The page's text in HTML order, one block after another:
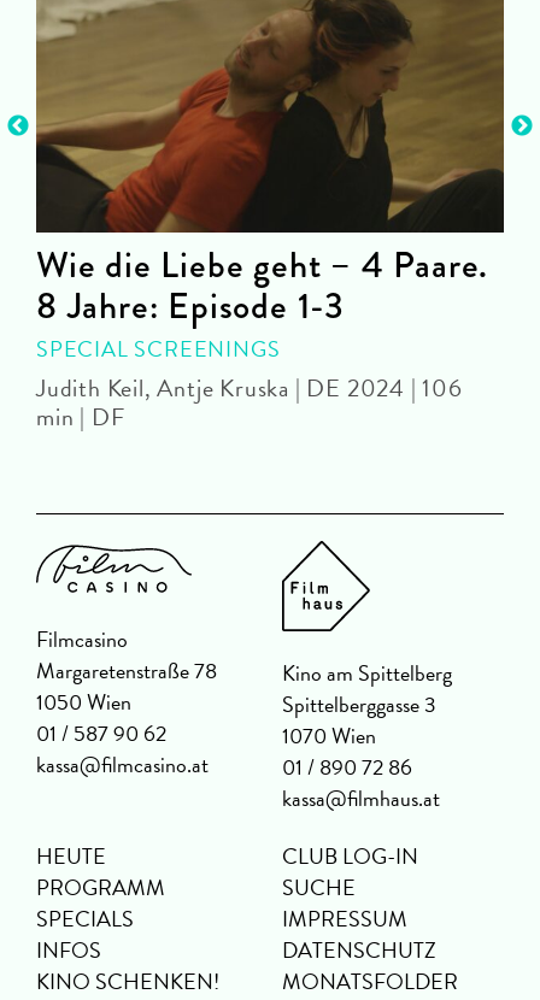
Wie die Liebe geht – 4 Paare.
8 Jahre: Episode 1-3
SPECIAL SCREENINGS
Judith Keil, Antje Kruska | DE 2024 | 106
min | DF
Filmcasino
Margaretenstraße 78
1050 Wien
01 / 587 90 62
kassa@filmcasino.at
Kino am Spittelberg
Spittelberggasse 3
1070 Wien
01 / 890 72 86
kassa@filmhaus.at
HEUTE
PROGRAMM
SPECIALS
INFOS
KINO SCHENKEN!
CLUB LOG-IN
SUCHE
IMPRESSUM
DATENSCHUTZ
MONATSFOLDER